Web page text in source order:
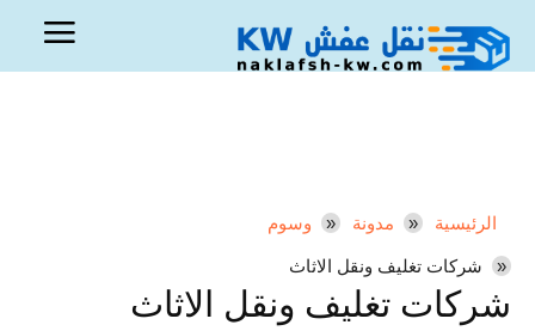
الرئيسية مدونة وسوم
شركات تغليف ونقل الاثاث
شركات تغليف ونقل الاثاث